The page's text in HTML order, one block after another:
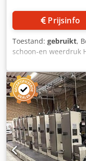
Prijsinfo
Toestand: gebruikt,
schoon-en weerdruk
1999 Aantal druks
Inleg - Preset inleg -
controle - Staalplaat
drukwerken: 8 -
4/4 - AutoPlate -
voor
circulatiesysteem:
Poederspray